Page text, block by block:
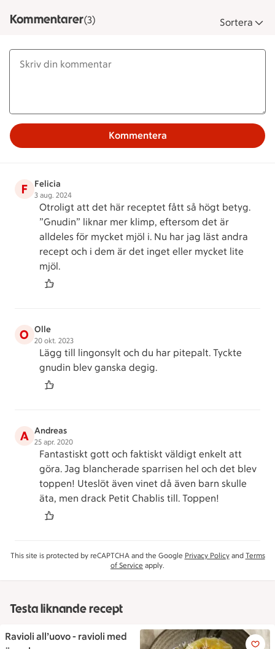
Kommentarer(3) Sortera
Kommentera
F Felicia
3 aug. 2024
Otroligt att det här receptet fått så högt betyg.
”Gnudin” liknar mer klimp, eftersom det är
alldeles för mycket mjöl i. Nu har jag läst andra
recept och i dem är det inget eller mycket lite
mjöl.
O Olle
20 okt. 2023
Lägg till lingonsylt och du har pitepalt. Tyckte
gnudin blev ganska degig.
A Andreas
25 apr. 2020
Fantastiskt gott och faktiskt väldigt enkelt att
göra. Jag blancherade sparrisen hel och det blev
toppen! Uteslöt även vinet då även barn skulle
äta, men drack Petit Chablis till. Toppen!
This site is protected by reCAPTCHA and the Google Privacy Policyand Terms
of Service apply.
Testa liknande recept
Ravioli all’uovo - ravioli med
Ravioli all’uovo - ravioli med